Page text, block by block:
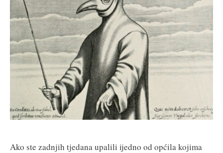
Ako ste zadnjih tjedana upalili ijedno od općila kojima